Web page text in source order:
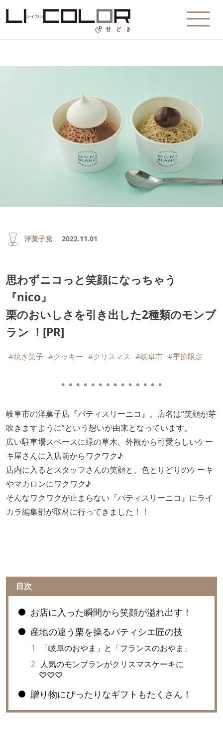
洋菓子党 2022.11.01
思わずニコっと笑顔になっちゃう
『nico』
栗のおいしさを引き出した2種類のモンブ
ラン ！[PR]
#焼き菓子 #クッキー #クリスマス #岐阜市 #季節限定
● ● ● ● ● ● ● ● ● ● ● ● ● ●
岐阜市の洋菓子店『パティスリーニコ』。店名は“笑顔が芽
吹きますように”という想いが由来となっています。
広い駐車場スペースに緑の草木、外観から可愛らしいケー
キ屋さんに入店前からワクワク♪
店内に入るとスタッフさんの笑顔と、色とりどりのケーキ
やマカロンにワクワク♪
そんなワクワクが止まらない『パティスリーニコ』にライ
カラ編集部が取材に行ってきました！！
目次
お店に入った瞬間から笑顔が溢れ出す！
産地の違う栗を操るパティシエ匠の技
「岐阜のおやま」と「フランスのおやま」
人気のモンブランがクリスマスケーキに
♡♡♡
贈り物にぴったりなギフトもたくさん！